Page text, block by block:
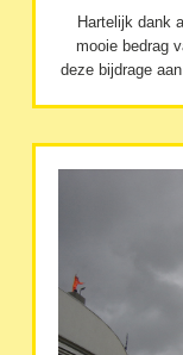
Hartelijk dank
mooie bedrag
deze bijdrage